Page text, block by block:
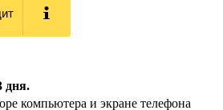
дня.
компьютера и экране телефона